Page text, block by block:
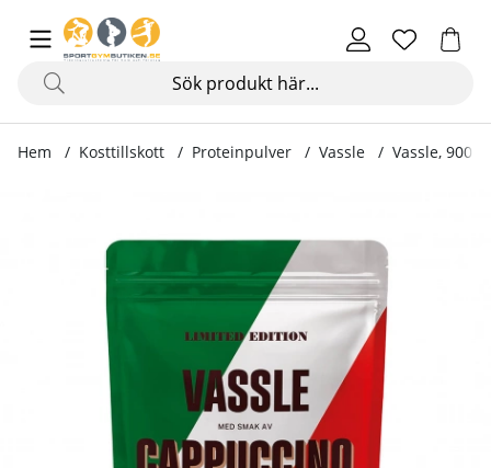
Hem Kosttillskott Proteinpulver Vassle Vassle, 900 g